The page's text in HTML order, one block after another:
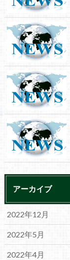
アーカイブ
2022年12月
2022年5月
2022年4月